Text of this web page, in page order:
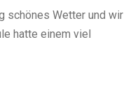
schönes Wetter und wir
hatte einem viel